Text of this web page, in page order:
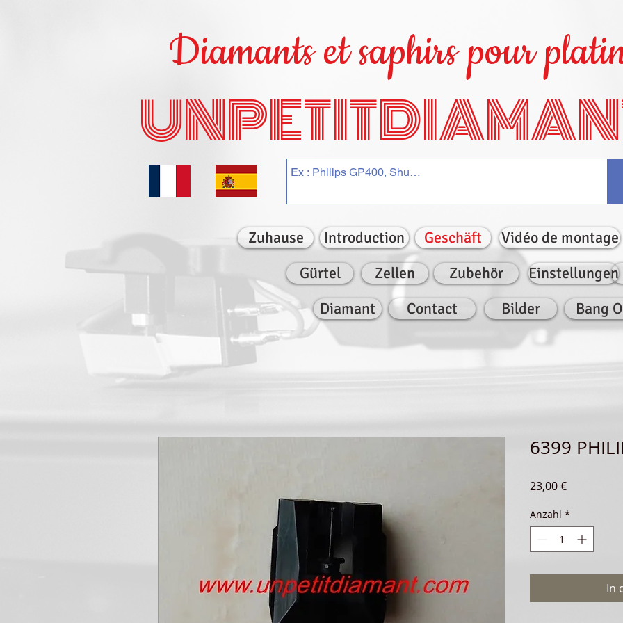
Diamants et saphirs pour
Zuhause Introduction Geschäft
Vidéo de montage
Gürtel
Zellen Zubehör
Einstellungen
Diamant
Contact Bilder Bang
6399
23,00 €Preis
Anzahl *
In